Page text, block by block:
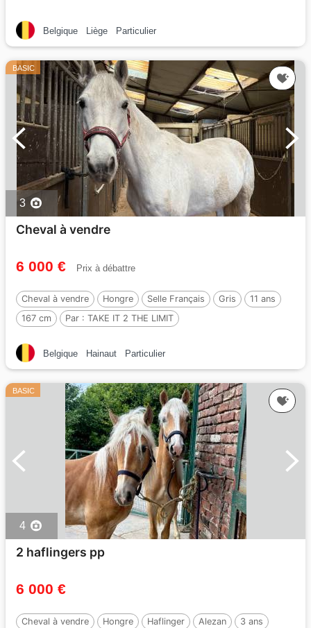
Belgique Liège Particulier
BASIC
3
Cheval à vendre
6 000 € Prix à débattre
Cheval à vendre Hongre Selle Français Gris
11 ans
167 cm
Par : TAKE IT 2 THE LIMIT
Belgique Hainaut Particulier
BASIC
4
2 haflingers pp
6 000 €
Cheval à vendre Hongre Haflinger Alezan
3 ans